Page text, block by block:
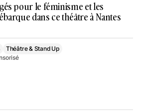
pour le féminisme et les
dans ce théâtre à Nantes
Théâtre & Stand Up